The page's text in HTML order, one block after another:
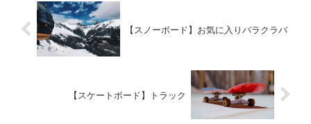
【スノーボード】お気に入りバラクラバ
【スケートボード】トラック